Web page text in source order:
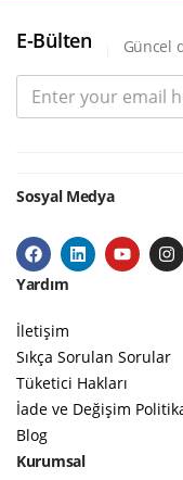
E-Bülten Güncel
Sosyal Medya
Yardım
İletişim
Sıkça Sorulan Sorular
Tüketici Hakları
İade ve Değişim
Blog
Kurumsal